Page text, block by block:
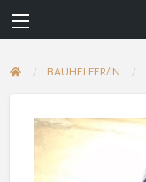
BAUHELFER/IN